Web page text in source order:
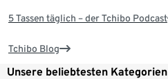
5 Tassen täglich – der Tchibo Podcast
Tchibo Blog
Unsere beliebtesten Kategorien